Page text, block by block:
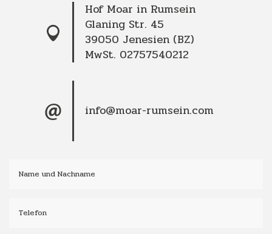
Hof Moar in Rumsein
Glaning Str. 45
39050 Jenesien (BZ)
MwSt. 02757540212
info@moar-rumsein.com